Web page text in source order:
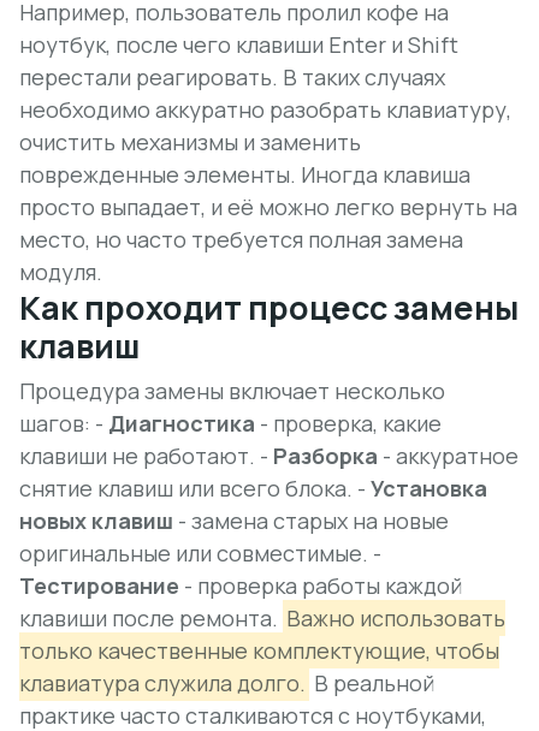
Например, пользователь пролил кофе на
ноутбук, после чего клавиши Enter и Shift
перестали реагировать. В таких случаях
необходимо аккуратно разобрать клавиатуру,
очистить механизмы и заменить
поврежденные элементы. Иногда клавиша
просто выпадает, и её можно легко вернуть на
место, но часто требуется полная замена
модуля.
Как проходит процесс замены
клавиш
Процедура замены включает несколько
шагов: - Диагностика - проверка, какие
клавиши не работают. - Разборка - аккуратное
снятие клавиш или всего блока. - Установка
новых клавиш - замена старых на новые
оригинальные или совместимые. -
Тестирование - проверка работы каждой
клавиши после ремонта. Важно использовать
только качественные комплектующие, чтобы
клавиатура служила долго. В реальной
практике часто сталкиваются с ноутбуками,